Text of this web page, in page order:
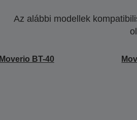
Az alábbi modellek
Moverio BT-40